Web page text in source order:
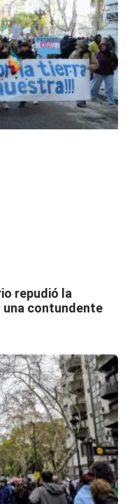
repudió la
contundente